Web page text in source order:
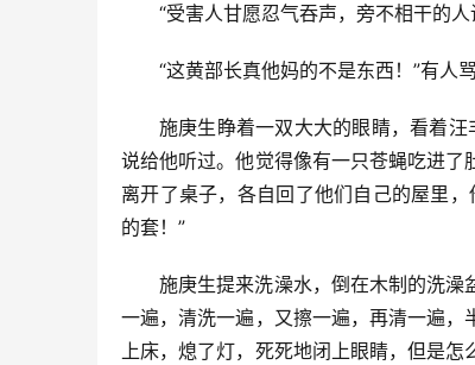
“受害人甘愿忍气吞声，旁不相干的人
“这黄部长真他妈的不是东西！”有人骂
施庚生睁着一双大大的眼睛，看着汪
说给他听过。他觉得像有一只苍蝇吃进
离开了桌子，各自回了他们自己的屋里
的套！”
施庚生提来洗澡水，倒在木制的洗
一遍，清洗一遍，又擦一遍，再清一遍
上床，熄了灯，死死地闭上眼睛，但是